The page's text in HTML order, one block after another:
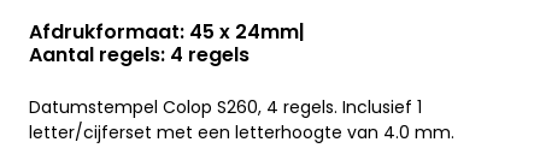
Afdrukformaat: 45 x 24mm
Aantal regels: 4 regels
Datumstempel Colop S260, 4 regels. Inclusief 1
letter/cijferset met een letterhoogte van 4.0 mm.